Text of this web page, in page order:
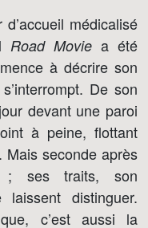
médicalisé
Road Movie a été
à décrire son
De son
devant une paroi
à peine, flottant
Mais seconde après
; ses traits, son
laissent distinguer.
c’est aussi la